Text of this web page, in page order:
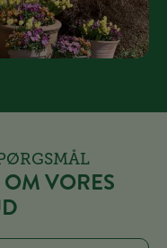
VORES